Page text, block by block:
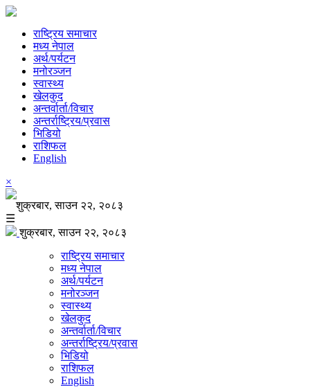
राष्ट्रिय समाचार
मध्य नेपाल
अर्थ/पर्यटन
मनोरञ्जन
स्वास्थ्य
खेलकुद
अन्तर्वार्ता/विचार
अन्तर्राष्ट्रिय/प्रवास
भिडियो
राशिफल
English
×
शुक्रबार, साउन २२, २०८३
☰
शुक्रबार, साउन २२, २०८३
राष्ट्रिय समाचार
मध्य नेपाल
अर्थ/पर्यटन
मनोरञ्जन
स्वास्थ्य
खेलकुद
अन्तर्वार्ता/विचार
अन्तर्राष्ट्रिय/प्रवास
भिडियो
राशिफल
English